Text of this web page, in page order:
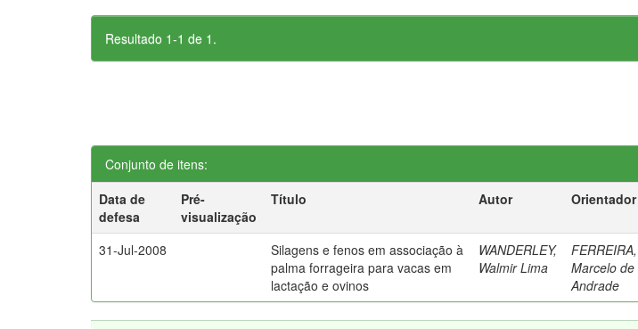
Resultado 1-1 de 1.
Conjunto de itens:
Data de
defesa
Pré-
visualização
Título Autor Orientador
31-Jul-2008
Silagens e fenos em associação à
palma forrageira para vacas em
lactação e ovinos
WANDERLEY,
Walmir Lima
FERREIRA,
Marcelo de
Andrade